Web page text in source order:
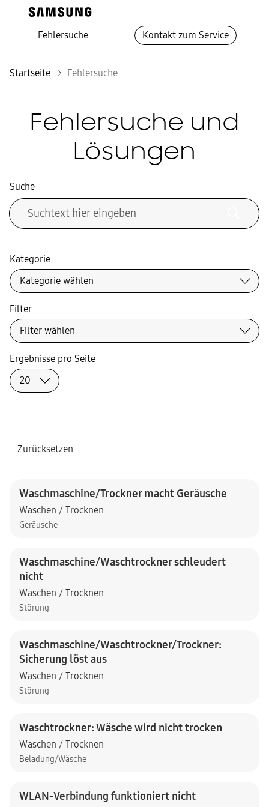
Fehlersuche Kontakt zum Service
Startseite Fehlersuche
Fehlersuche und
Lösungen
Suche
Kategorie
Filter
Zurücksetzen
Ergebnisse pro Seite
Waschmaschine/Trockner macht Geräusche
Waschen / Trocknen
Geräusche
Waschmaschine/Waschtrockner schleudert
nicht
Waschen / Trocknen
Störung
Waschmaschine/Waschtrockner/Trockner:
Sicherung löst aus
Waschen / Trocknen
Störung
Waschtrockner: Wäsche wird nicht trocken
Waschen / Trocknen
Beladung/Wäsche
WLAN-Verbindung funktioniert nicht